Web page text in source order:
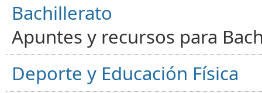
Bachillerato
Apuntes y recursos para
Deporte y Educación Física